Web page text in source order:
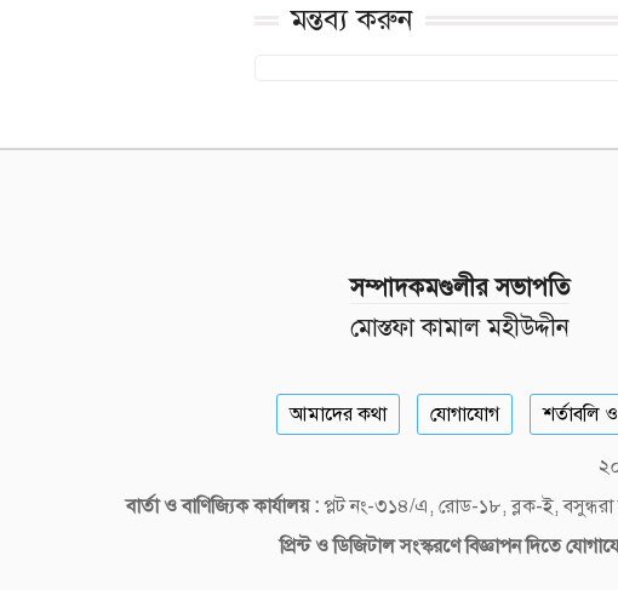
মন্তব্য করুন
সম্পাদকমণ্ডলীর সভাপতি
মোস্তফা কামাল মহীউদ্দীন
আমাদের কথা যোগাযোগ শর্তাবলি
বার্তা ও বাণিজ্যিক কার্যালয় : প্লট নং-৩১৪/এ, রোড-১৮, ব্লক-ই,
প্রিন্ট ও ডিজিটালসংস্করণে বিজ্ঞাপন দিতে